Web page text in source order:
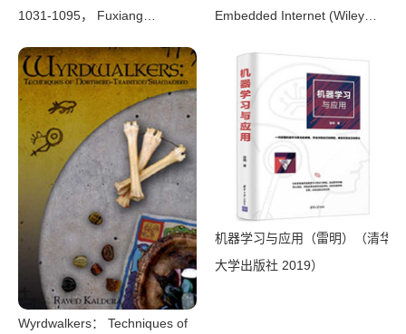
1031-1095， Fuxiang
2009）
Embedded Internet (Wiley
Networking & Distributed
Systems)（Zach Shelby，
Carsten Bormann）（Wiley
Wyrdwalkers： Techniques of
机器学习与应用（雷明）（清华
大学出版社 2019）